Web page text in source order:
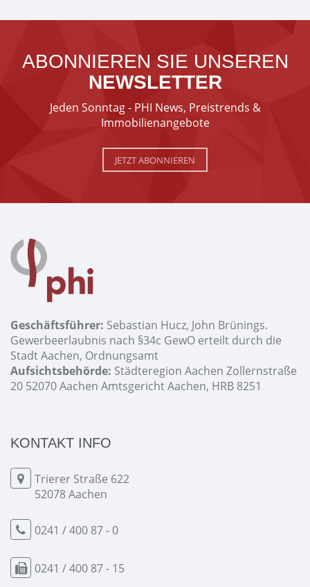
ABONNIEREN SIE UNSEREN
NEWSLETTER
Jeden Sonntag - PHI News, Preistrends &
Immobilienangebote
JETZT ABONNIEREN
Geschäftsführer: Sebastian Hucz, John Brünings.
Gewerbeerlaubnis nach §34c GewO erteilt durch die
Stadt Aachen, Ordnungsamt
Aufsichtsbehörde: Städteregion Aachen Zollernstraße
20 52070 Aachen Amtsgericht Aachen, HRB 8251
KONTAKT INFO
Trierer Straße 622
52078 Aachen
0241 / 400 87 - 0
0241 / 400 87 - 15